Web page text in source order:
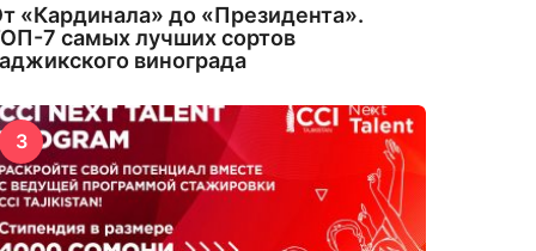
«Кардинала» до «Президента».
7 самых лучших сортов
винограда
3